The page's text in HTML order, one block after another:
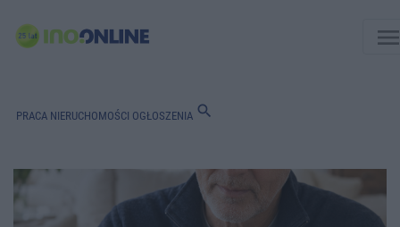
PRACA NIERUCHOMOŚCI OGŁOSZENIA search